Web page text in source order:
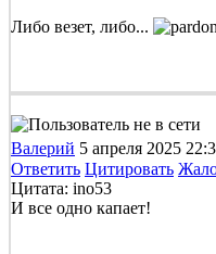
Либо везет, либо...
Валерий 5 апреля 2025
Ответить Цитировать
Цитата: ino53
И все одно капает!